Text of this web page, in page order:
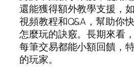
還能獲得額外教學支援，
視頻教程和Q&A，幫助你
怎麼玩的訣竅。長期來看
每筆交易都能小額回饋，
的玩家。